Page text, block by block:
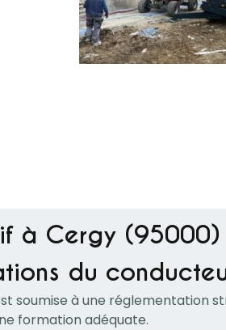
à Cergy (95000)
du
soumise à une réglementation
formation adéquate.